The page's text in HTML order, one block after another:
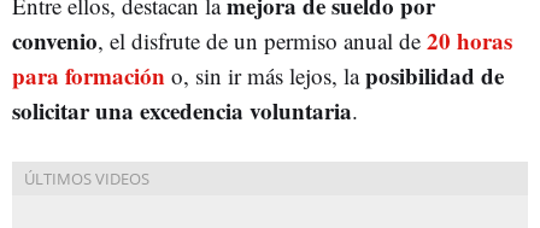
convenio, el disfrute de un permiso anual de 20 horas
para formación o, sin ir más lejos, laposibilidad de
solicitar una excedencia voluntaria.